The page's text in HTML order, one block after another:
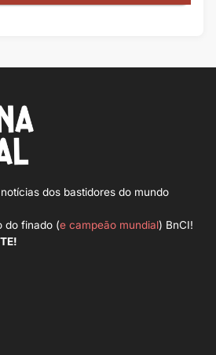
dos bastidores do mundo
do finado (e campeão mundial) BnCI!